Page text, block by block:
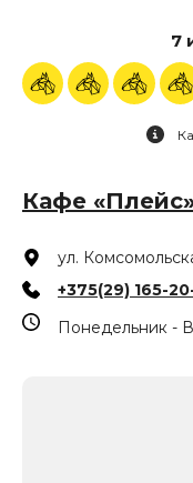
7
Кафе
ул.
+375(29) 165-
Понедельник -